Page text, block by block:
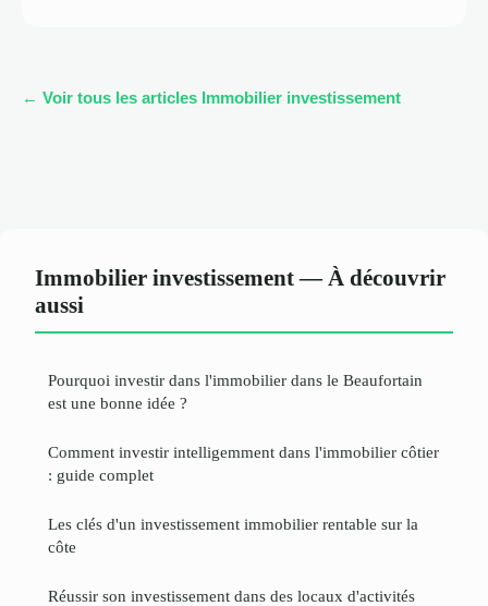
← Voir tous les articles Immobilier investissement
Immobilier investissement — À découvrir
aussi
Pourquoi investir dans l'immobilier dans le Beaufortain
est une bonne idée ?
Comment investir intelligemment dans l'immobilier côtier
: guide complet
Les clés d'un investissement immobilier rentable sur la
côte
Réussir son investissement dans des locaux d'activités